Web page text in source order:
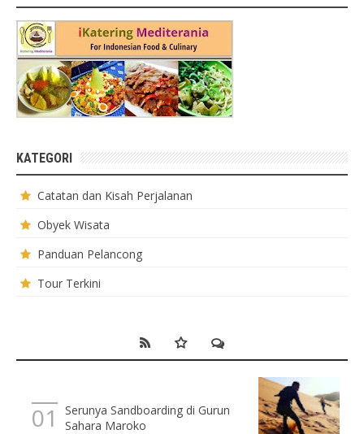
KATEGORI
Catatan dan Kisah Perjalanan
Obyek Wisata
Panduan Pelancong
Tour Terkini
Serunya Sandboarding di Gurun
Sahara Maroko